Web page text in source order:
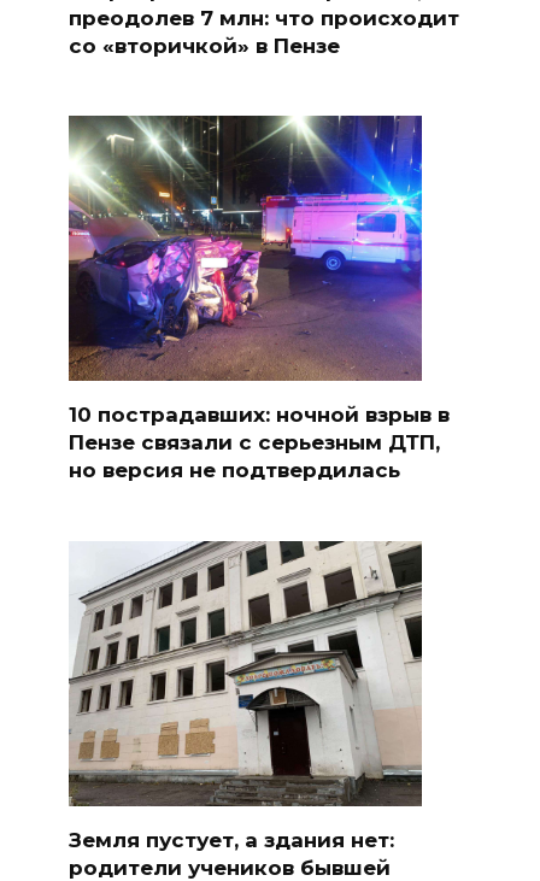
преодолев 7 млн: что происходит
со «вторичкой» в Пензе
10 пострадавших: ночной взрыв в
Пензе связали с серьезным ДТП,
но версия не подтвердилась
Земля пустует, а здания нет:
родители учеников бывшей